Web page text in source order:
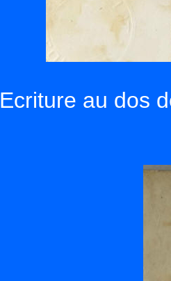
Ecriture au dos